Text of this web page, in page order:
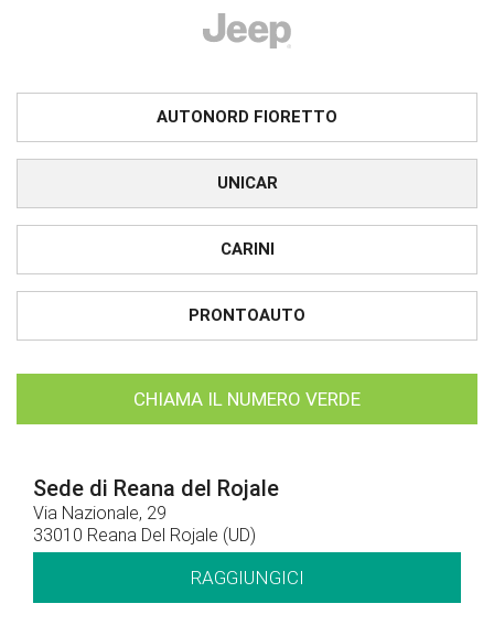
AUTONORD FIORETTO
UNICAR
CARINI
PRONTOAUTO
CHIAMA IL NUMERO VERDE
Sede di Reana del Rojale
Via Nazionale, 29
33010 Reana Del Rojale (UD)
RAGGIUNGICI